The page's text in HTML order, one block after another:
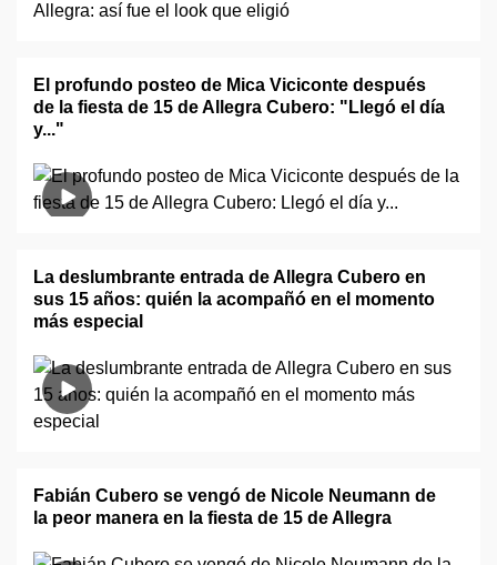
El profundo posteo de Mica Viciconte después
de la fiesta de 15 de Allegra Cubero: "Llegó el día
y..."
La deslumbrante entrada de Allegra Cubero en
sus 15 años: quién la acompañó en el momento
más especial
Fabián Cubero se vengó de Nicole Neumann de
la peor manera en la fiesta de 15 de Allegra